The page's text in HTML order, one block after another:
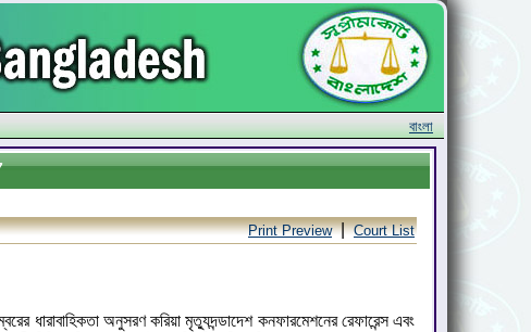
বাংলা
Print Preview|Court List
ধারাবাহিকতা অনুসরণ করিয়া মৃত্যুদন্ডাদেশ কনফারমেশনের রেফারেন্স এবং